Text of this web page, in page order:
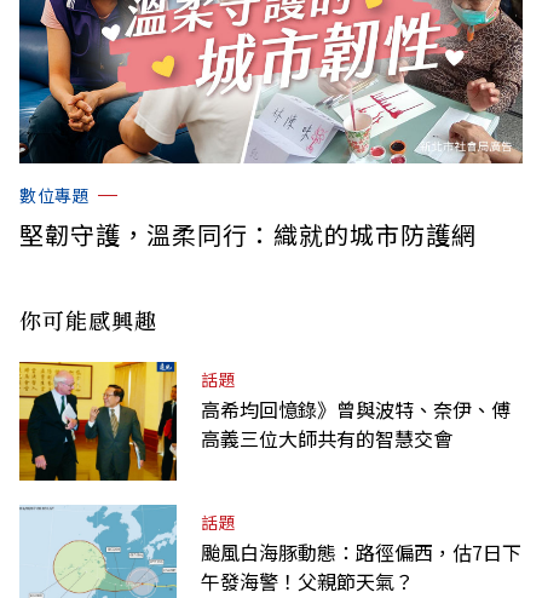
數位專題
堅韌守護，溫柔同行：織就的城市防護網
你可能感興趣
話題
高希均回憶錄》曾與波特、奈伊、傅
高義三位大師共有的智慧交會
話題
颱風白海豚動態：路徑偏西，估7日下
午發海警！父親節天氣？